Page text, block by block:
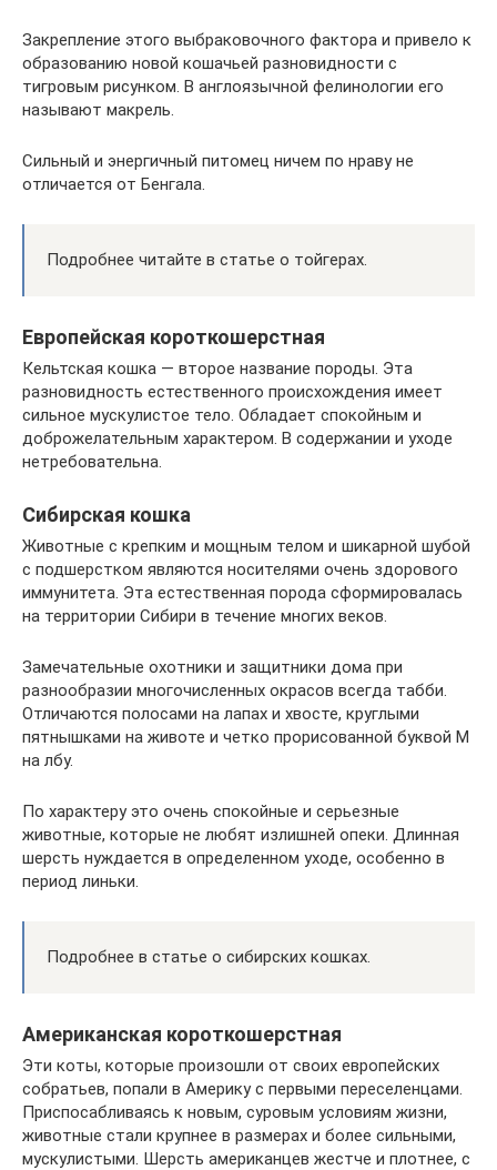
Закрепление этого выбраковочного фактора и привело к
образованию новой кошачьей разновидности с
тигровым рисунком. В англоязычной фелинологии его
называют макрель.
Сильный и энергичный питомец ничем по нраву не
отличается от Бенгала.
Подробнее читайте в статье о тойгерах.
Европейская короткошерстная
Кельтская кошка — второе название породы. Эта
разновидность естественного происхождения имеет
сильное мускулистое тело. Обладает спокойным и
доброжелательным характером. В содержании и уходе
нетребовательна.
Сибирская кошка
Животные с крепким и мощным телом и шикарной шубой
с подшерстком являются носителями очень здорового
иммунитета. Эта естественная порода сформировалась
на территории Сибири в течение многих веков.
Замечательные охотники и защитники дома при
разнообразии многочисленных окрасов всегда табби.
Отличаются полосами на лапах и хвосте, круглыми
пятнышками на животе и четко прорисованной буквой М
на лбу.
По характеру это очень спокойные и серьезные
животные, которые не любят излишней опеки. Длинная
шерсть нуждается в определенном уходе, особенно в
период линьки.
Подробнее в статье о сибирских кошках.
Американская короткошерстная
Эти коты, которые произошли от своих европейских
собратьев, попали в Америку с первыми переселенцами.
Приспосабливаясь к новым, суровым условиям жизни,
животные стали крупнее в размерах и более сильными,
мускулистыми. Шерсть американцев жестче и плотнее, с